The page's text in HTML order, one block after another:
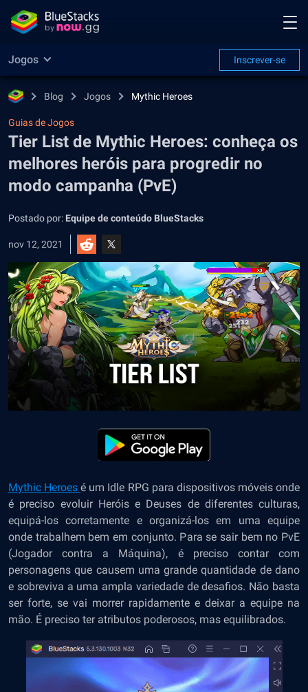
Jogos Inscrever-se
Blog Jogos Mythic Heroes
Guias de Jogos
Tier List de Mythic Heroes: conheça os
melhores heróis para progredir no
modo campanha (PvE)
Postado por: Equipe de conteúdo BlueStacks
nov 12, 2021
Mythic Heroesé um Idle RPG para dispositivos móveis onde
é preciso evoluir Heróis e Deuses de diferentes culturas,
equipá-los corretamente e organizá-los em uma equipe
onde trabalhem bem em conjunto. Para se sair bem no PvE
(Jogador contra a Máquina), é preciso contar com
personagens que causem uma grande quantidade de dano
e sobreviva a uma ampla variedade de desafios. Não basta
ser forte, se vai morrer rapidamente e deixar a equipe na
mão. É preciso ter atributos poderosos, mas equilibrados.